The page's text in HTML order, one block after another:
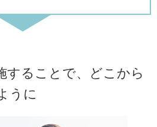
することで、どこから
うに